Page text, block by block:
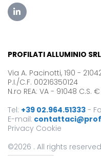
PROFILATI ALLUMINIO SRL
Via A. Pacinotti, 190 -
P.I./C.F. 00216350124
N.ro REA: VA - 91048 C.S.
Tel: +39 02.964.51333 -
E-mail:
Privacy Cookie
©2026 . All rights